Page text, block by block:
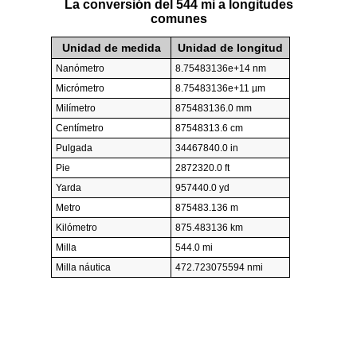
La conversión del 544 mi a longitudes
comunes
Unidad de medida Unidad de longitud
Nanómetro
8.75483136e+14 nm
Micrómetro
8.75483136e+11 µm
Milímetro
875483136.0 mm
Centímetro
87548313.6 cm
Pulgada
34467840.0 in
Pie
2872320.0 ft
Yarda
957440.0 yd
Metro
875483.136 m
Kilómetro
875.483136 km
Milla
544.0 mi
Milla náutica
472.723075594 nmi